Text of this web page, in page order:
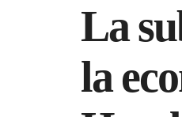
La
la